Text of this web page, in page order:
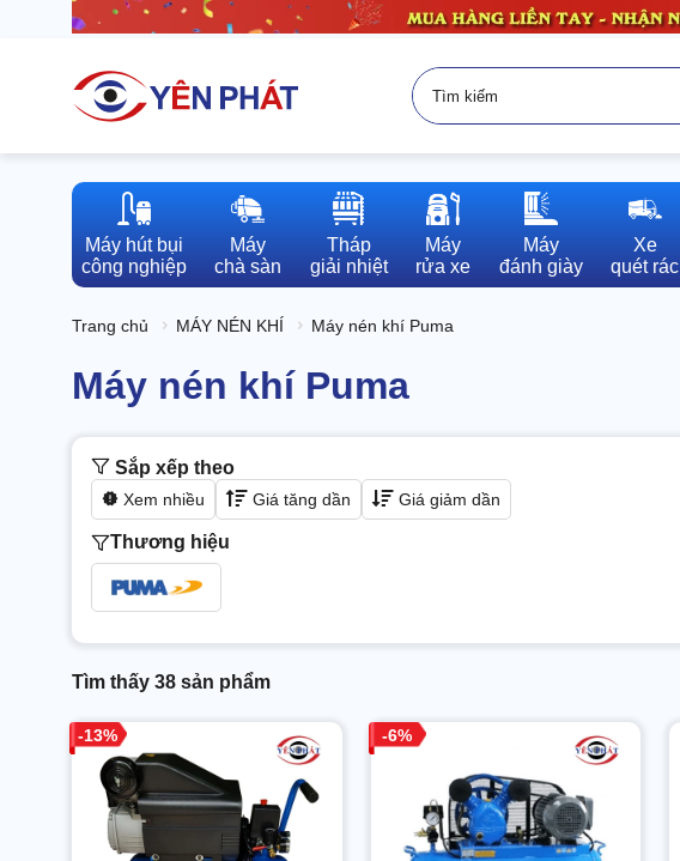
Máy hút bụi
công nghiệp
Máy
chà sàn
Tháp
giải nhiệt
Máy
rửa xe
Máy
đánh giày
Xe
quét rác
Trang chủ MÁY NÉN KHÍ Máy nén khí Puma
Máy nén khí Puma
Sắp xếp theo
Xem nhiều Giá tăng dần Giá giảm dần
Thương hiệu
Tìm thấy 38 sản phẩm
13 6